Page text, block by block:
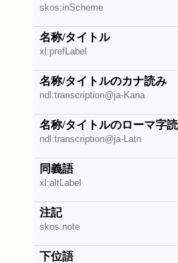
skos:inScheme
名称/タイトル
xl:prefLabel
名称/タイトルのカナ読み
ndl:transcription@ja-Kana
名称/タイトルのローマ字
ndl:transcription@ja-Latn
同義語
xl:altLabel
注記
skos:note
下位語